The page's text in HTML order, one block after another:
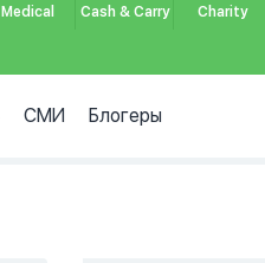
Medical Cash & Carry Charity
СМИ Блогеры